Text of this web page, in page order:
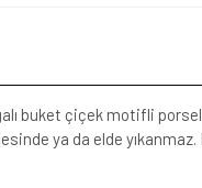
buket çiçek motifli
ya da elde